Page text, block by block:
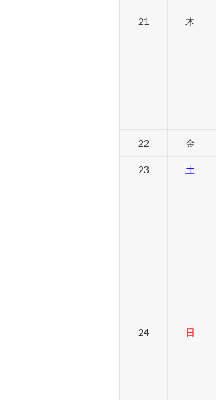
21 木
22 金
23 土
24 日